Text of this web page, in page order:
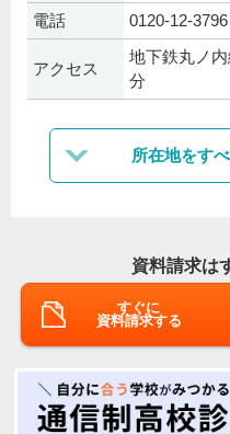
電話 0120-12-3796
アクセス
地下鉄丸ノ
分
所在地をす
資料請求は
すぐに
資料請求する